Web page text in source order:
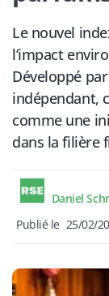
Le nouvel
l’impact
Développé
indépendant,
comme une
dans la filière
Daniel
Publié le 25/02/